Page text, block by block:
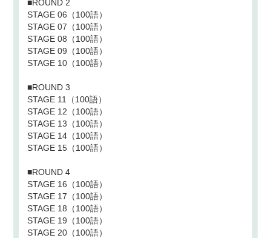
■ROUND 2
STAGE 06（100語）
STAGE 07（100語）
STAGE 08（100語）
STAGE 09（100語）
STAGE 10（100語）
■ROUND 3
STAGE 11（100語）
STAGE 12（100語）
STAGE 13（100語）
STAGE 14（100語）
STAGE 15（100語）
■ROUND 4
STAGE 16（100語）
STAGE 17（100語）
STAGE 18（100語）
STAGE 19（100語）
STAGE 20（100語）